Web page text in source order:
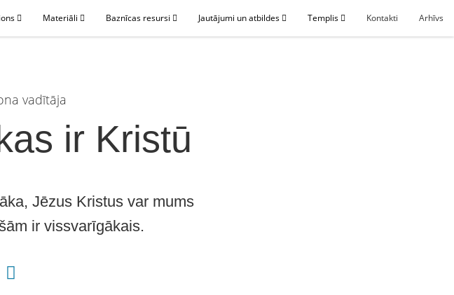
Materiāli Baznīcas resursi Jautājumi un atbildes Templis Kontakti Arhīvs
vadītāja
ir Kristū
Jēzus Kristus var mums
ir vissvarīgākais.